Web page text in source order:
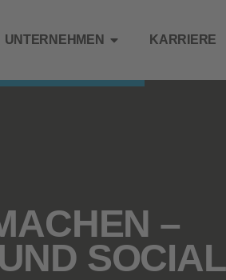
UNTERNEHMEN KARRIERE
–
SOCIAL